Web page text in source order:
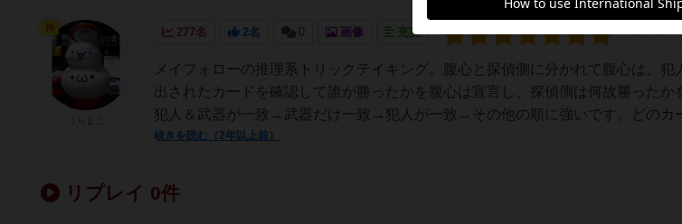
277名 2名 0 画像 充実
メイフォローの推理系トリックテイキング。腹心と探偵側に分かれて腹心は、犯
出されたカードを確認して誰が勝ったかを腹心は宣言し、探偵側は何故勝ったか
犯人＆武器が一致→武器だけ一致→犯人が一致→その他の順に強いです。どのカ
続きを読む（2年以上前）
リプレイ 0件